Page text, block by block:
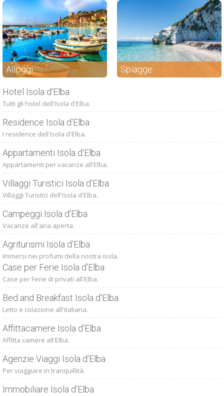
Alloggi Spiagge
Hotel Isola d'Elba
Tutti gli hotel dell'Isola d'Elba.
Residence Isola d'Elba
I residence dell'Isola d'Elba.
Appartamenti Isola d'Elba
Appartamenti per vacanze all'Elba.
Villaggi Turistici Isola d'Elba
Villaggi Turistici dell'Isola d'Elba.
Campeggi Isola d'Elba
Vacanze all'aria aperta.
Agriturismi Isola d'Elba
Immersi nei profumi della nostra isola.
Case per Ferie Isola d'Elba
Case per Ferie di privati all'Elba.
Bed and Breakfast Isola d'Elba
Letto e colazione all'italiana.
Affittacamere Isola d'Elba
Affitta camere all'Elba.
Agenzie Viaggi Isola d'Elba
Per viaggiare in tranquillità.
Immobiliare Isola d'Elba